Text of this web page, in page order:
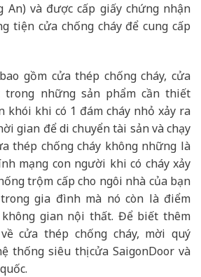
An) và được cấp giấy chứng nhận
tiện cửa chống cháy để cung cấp
gồm cửa thép chống cháy, cửa
những sản phẩm cần thiết
khói khi có 1 đám cháy nhỏ xảy ra
gian để di chuyển tài sản và chạy
thép chống cháy không những là
mạng con người khi có cháy xảy
trộm cấp cho ngôi nhà của bạn
gia đình mà nó còn là điểm
gian nội thất. Để biết thêm
cửa thép chống cháy, mời quý
thống siêu thị cửa SaigonDoor và